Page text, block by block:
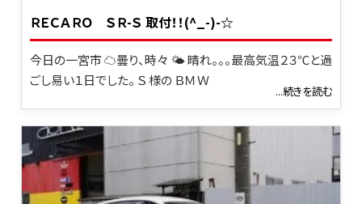
ＲＥＣＡＲＯ ＳＲ-Ｓ 取付！！(^_-)-☆
今日の一宮市 ☁曇り、時々 🌤 晴れ。。。最高気温２３℃と過
ごし易い１日でした。 Ｓ 様の ＢＭＷ
...続きを読む